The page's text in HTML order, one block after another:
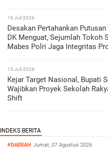
16 Juli 2026
Desakan Pertahankan Putusan
DK Menguat, Sejumlah Tokoh
Mabes Polri Jaga Integritas
13 Juli 2026
Kejar Target Nasional, Bupati
Wajibkan Proyek Sekolah
Shift
#DAERAH Jumat, 07 Agustus 2026